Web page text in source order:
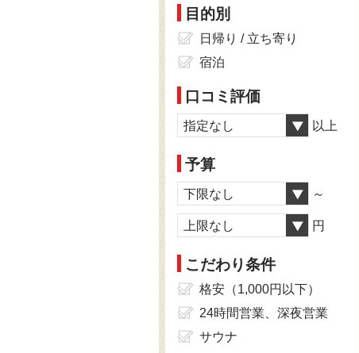
目的別
日帰り / 立ち寄り
宿泊
口コミ評価
指定なし 以上
予算
下限なし ～
上限なし 円
こだわり条件
格安（1,000円以下）
24時間営業、深夜営業
サウナ